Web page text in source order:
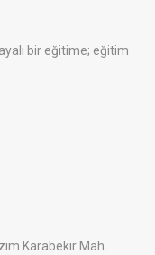
bir eğitime; eğitim
Karabekir Mah.